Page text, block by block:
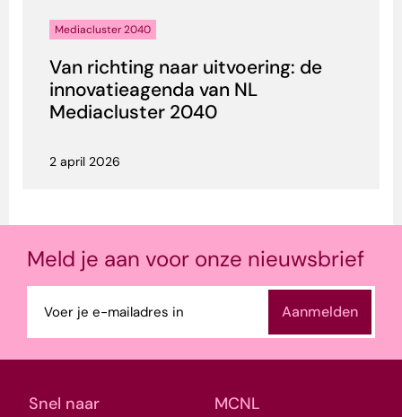
Mediacluster 2040
Van richting naar uitvoering: de
innovatieagenda van NL
Mediacluster 2040
2 april 2026
Snel naar MCNL
Meld je aan voor onze nieuwsbrief
mailadres
(Vereist)